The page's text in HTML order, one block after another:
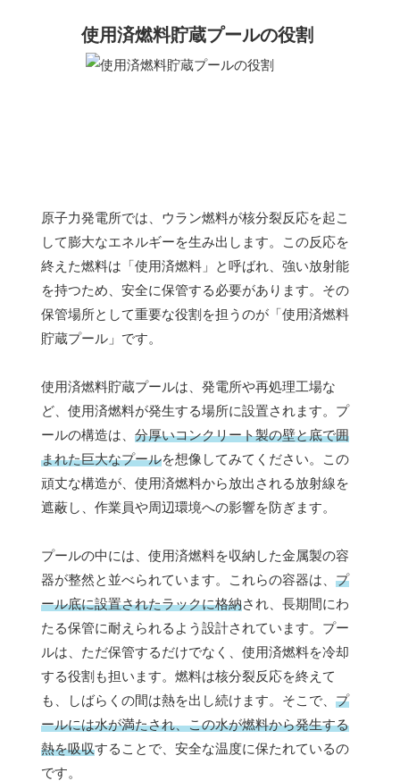
使用済燃料貯蔵プールの役割
原子力発電所では、ウラン燃料が核分裂反応を起こ
して膨大なエネルギーを生み出します。この反応を
終えた燃料は「使用済燃料」と呼ばれ、強い放射能
を持つため、安全に保管する必要があります。その
保管場所として重要な役割を担うのが「使用済燃料
貯蔵プール」です。
使用済燃料貯蔵プールは、発電所や再処理工場な
ど、使用済燃料が発生する場所に設置されます。プ
ールの構造は、 分厚いコンクリート製の壁と底で囲
まれた巨大なプールを想像してみてください。この
頑丈な構造が、使用済燃料から放出される放射線を
遮蔽し、作業員や周辺環境への影響を防ぎます。
プールの中には、使用済燃料を収納した金属製の容
器が整然と並べられています。これらの容器は、 プ
ール底に設置されたラックに格納され、長期間にわ
たる保管に耐えられるよう設計されています。プー
ルは、ただ保管するだけでなく、使用済燃料を冷却
する役割も担います。燃料は核分裂反応を終えて
も、しばらくの間は熱を出し続けます。そこで、 プ
ールには水が満たされ、この水が燃料から発生する
熱を吸収することで、安全な温度に保たれているの
です。